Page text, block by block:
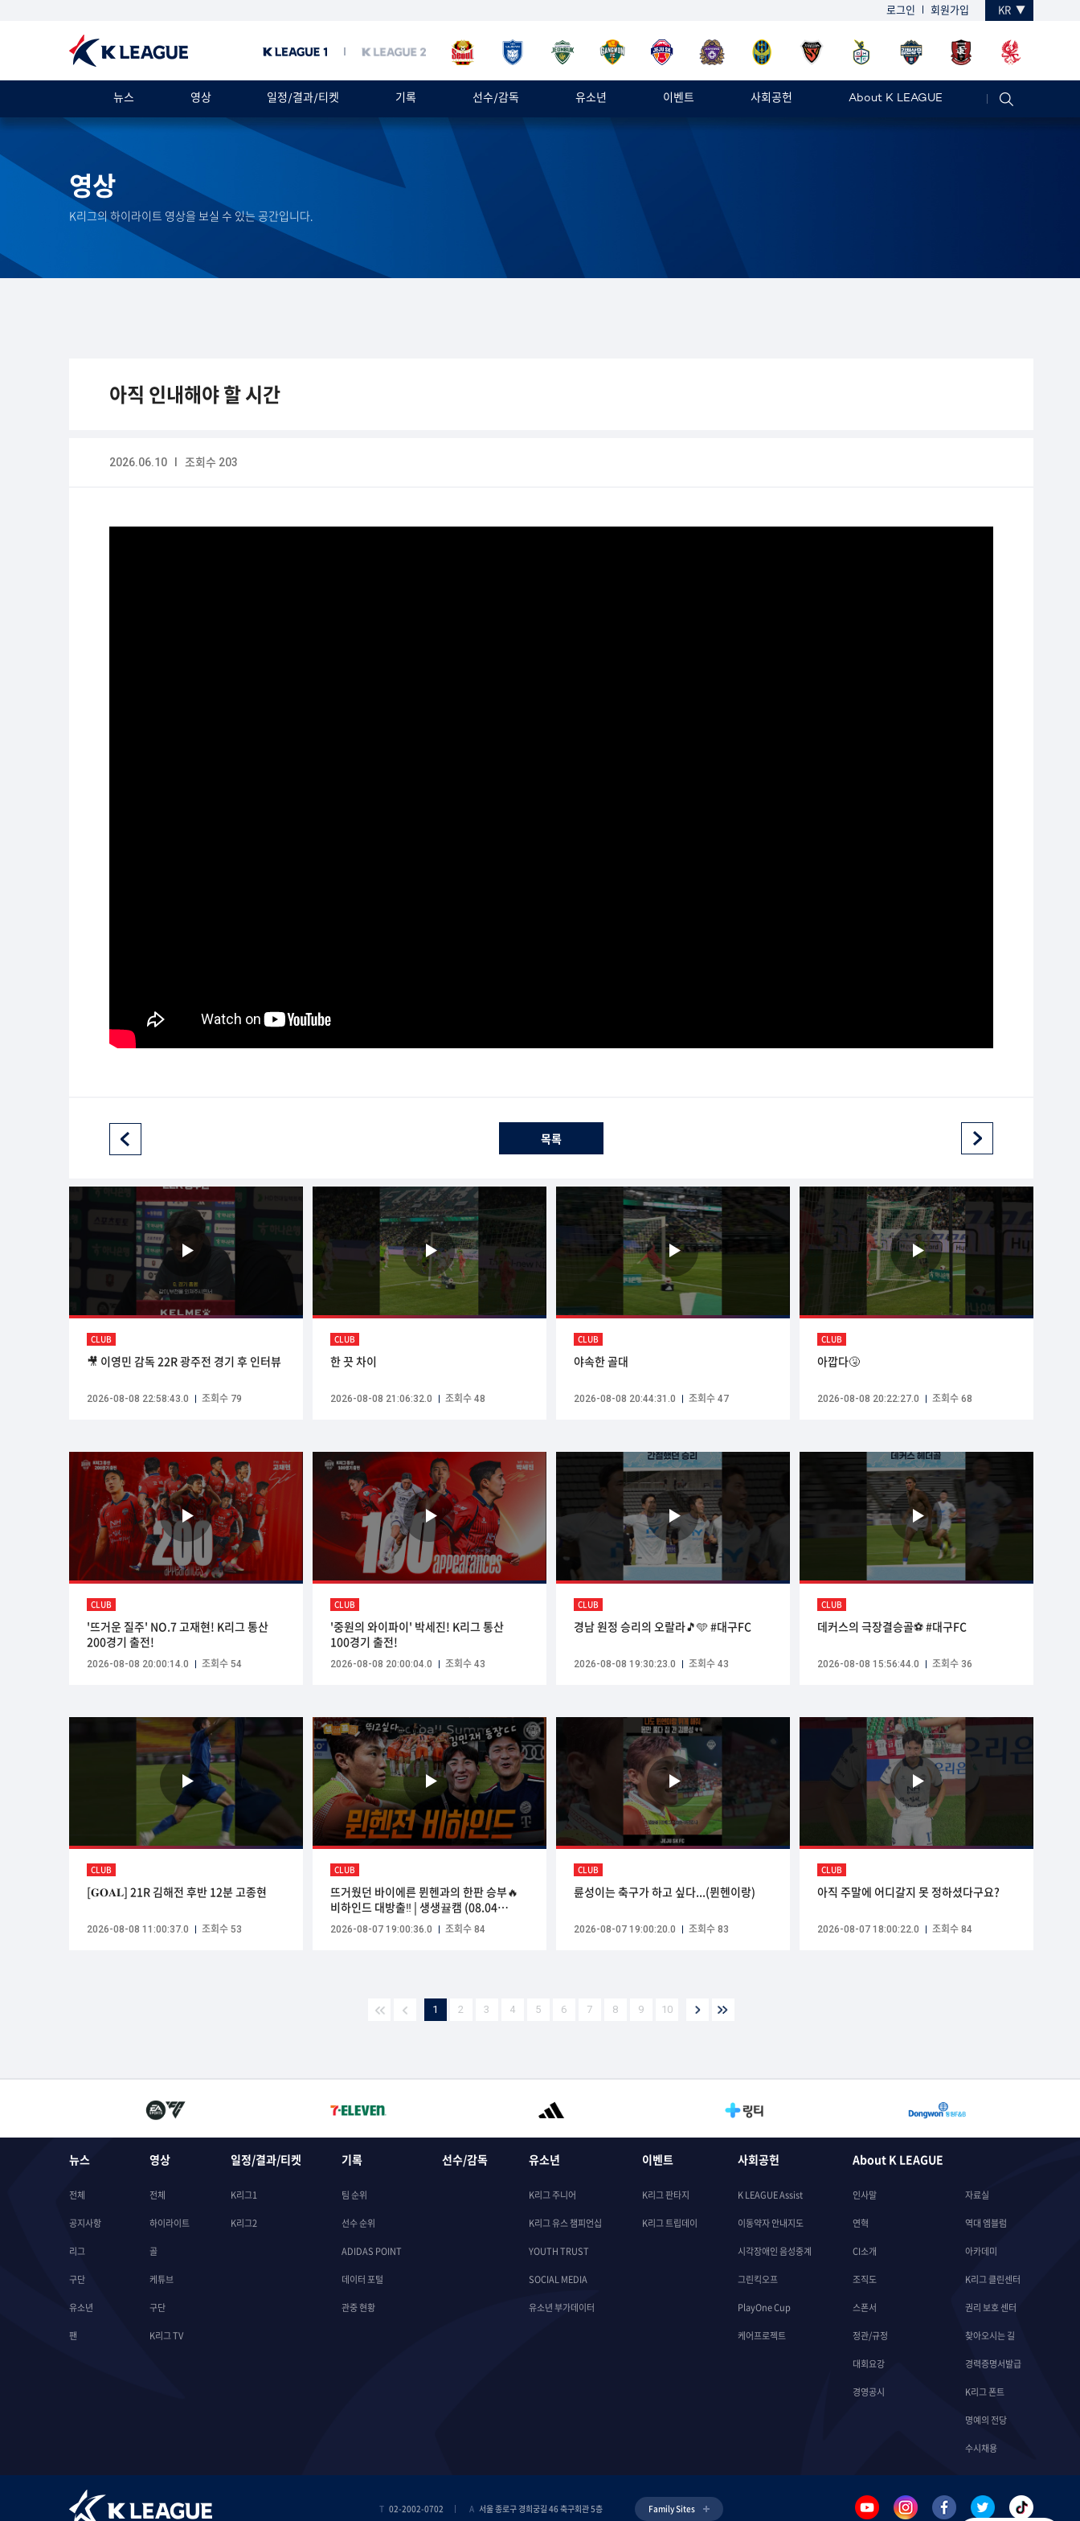
로그인 회원가입 KR
뉴스 영상 일정/결과/티켓 기록 선수/감독 유소년 이벤트 사회공헌 About K LEAGUE
영상
K리그의 하이라이트 영상을 보실 수 있는 공간입니다.
아직 인내해야 할 시간
2026.06.10 I 조회수 203
목록
CLUB
🎥 이영민 감독 22R 광주전 경기 후 인터뷰
2026-08-08 22:58:43.0 조회수 79
CLUB
한 끗 차이
2026-08-08 21:06:32.0 조회수 48
CLUB
야속한 골대
2026-08-08 20:44:31.0 조회수 47
CLUB
아깝다🤧
2026-08-08 20:22:27.0 조회수 68
CLUB
'뜨거운 질주' NO.7 고재현! K리그 통산
200경기 출전!
2026-08-08 20:00:14.0 조회수 54
CLUB
'중원의 와이파이' 박세진! K리그 통산
100경기 출전!
2026-08-08 20:00:04.0 조회수 43
CLUB
경남 원정 승리의 오랄라🎵🩵 #대구FC
2026-08-08 19:30:23.0 조회수 43
CLUB
데커스의 극장결승골⚽️ #대구FC
2026-08-08 15:56:44.0 조회수 36
CLUB
[𝐆𝐎𝐀𝐋] 21R 김해전 후반 12분 고종현
2026-08-08 11:00:37.0 조회수 53
CLUB
뜨거웠던 바이에른 뮌헨과의 한판 승부🔥
비하인드 대방출‼️ | 생생뀰캠 (08.04
vs바이에른 뮌헨)
2026-08-07 19:00:36.0 조회수 84
CLUB
륜성이는 축구가 하고 싶다...(뮌헨이랑)
2026-08-07 19:00:20.0 조회수 83
CLUB
아직 주말에 어디갈지 못 정하셨다구요?
2026-08-07 18:00:22.0 조회수 84
1 2 3 4 5 6 7 8 9 10
뉴스
전체
공지사항
리그
구단
유소년
팬
영상
전체
하이라이트
골
케튜브
구단
K리그 TV
일정/결과/티켓
K리그1
K리그2
기록
팀 순위
선수 순위
ADIDAS POINT
데이터 포털
관중 현황
선수/감독 유소년
K리그 주니어
K리그 유스 챔피언십
YOUTH TRUST
SOCIAL MEDIA
유소년 부가데이터
이벤트
K리그 판타지
K리그 트립데이
사회공헌
K LEAGUE Assist
이동약자 안내지도
시각장애인 음성중계
그린킥오프
PlayOne Cup
케어프로젝트
About K LEAGUE
인사말
연혁
CI소개
조직도
스폰서
정관/규정
대회요강
경영공시
자료실
역대 엠블럼
아카데미
K리그 클린센터
권리 보호 센터
찾아오시는 길
경력증명서발급
K리그 폰트
명예의 전당
수시채용
T 02-2002-0702 A 서울 종로구 경희궁길 46 축구회관 5층 Family Sites